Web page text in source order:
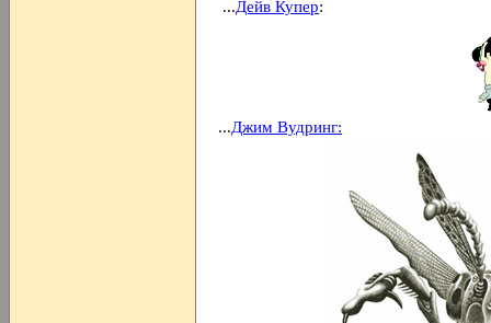
...Дейв Купер:
...Джим Вудринг: